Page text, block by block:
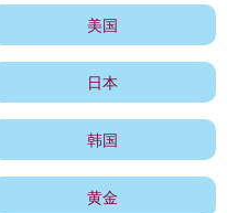
美国
日本
韩国
黄金